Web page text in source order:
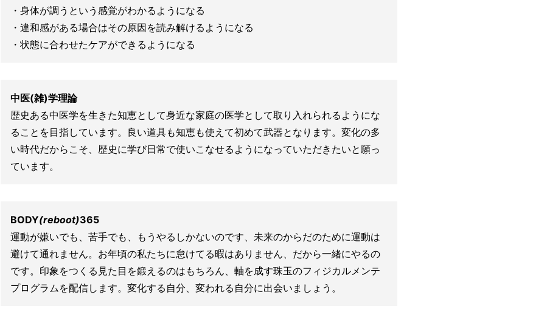
・身体が調うという感覚がわかるようになる
・違和感がある場合はその原因を読み解けるようになる
・状態に合わせたケアができるようになる
中医(雑)学理論
歴史ある中医学を生きた知恵として身近な家庭の医学として取り入れられるようにな
ることを目指しています。良い道具も知恵も使えて初めて武器となります。変化の多
い時代だからこそ、歴史に学び日常で使いこなせるようになっていただきたいと願っ
ています。
BODY(reboot)365
運動が嫌いでも、苦手でも、もうやるしかないのです、未来のからだのために運動は
避けて通れません。お年頃の私たちに怠けてる暇はありません、だから一緒にやるの
です。印象をつくる見た目を鍛えるのはもちろん、軸を成す珠玉のフィジカルメンテ
プログラムを配信します。変化する自分、変われる自分に出会いましょう。